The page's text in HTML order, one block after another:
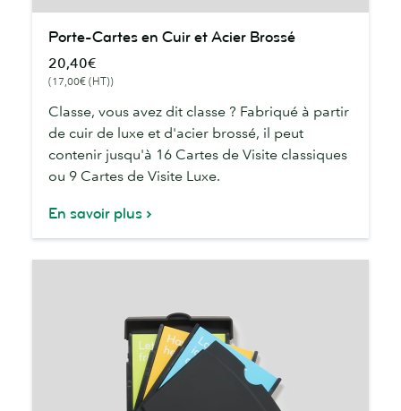
Cartes
Cuir
Acier
Brossé
Porte-Cartes en Cuir et Acier Brossé
20,40€
(17,00€ (HT))
Classe, vous avez dit classe ? Fabriqué à partir
de cuir de luxe et d'acier brossé, il peut
contenir jusqu'à 16 Cartes de Visite classiques
ou 9 Cartes de Visite Luxe.
En savoir plus